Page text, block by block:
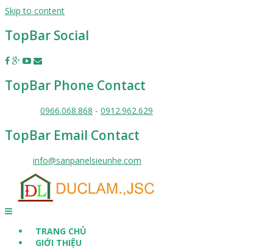
Skip to content
TopBar Social
TopBar Phone Contact
0966.068.868 - 0912.962.629
TopBar Email Contact
info@sanpanelsieunhe.com
TRANG CHỦ
GIỚI THIỆU